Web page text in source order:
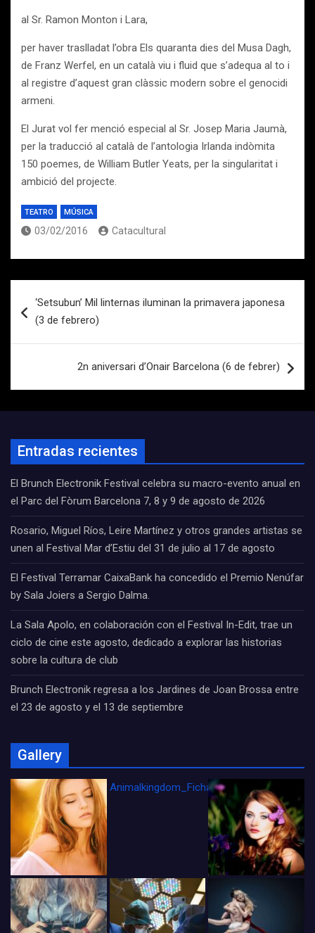
al Sr. Ramon Monton i Lara,
per haver traslladat l’obra Els quaranta dies del Musa Dagh,
de Franz Werfel, en un català viu i fluid que s’adequa al to i
al registre d’aquest gran clàssic modern sobre el genocidi
armeni.
El Jurat vol fer menció especial al Sr. Josep Maria Jaumà,
per la traducció al català de l’antologia Irlanda indòmita
150 poemes, de William Butler Yeats, per la singularitat i
ambició del projecte.
TEATRO MÚSICA
03/02/2016 Catacultural
de
‘Setsubun’ Mil linternas iluminan la primavera japonesa
(3 de febrero)
2n aniversari d’Onair Barcelona (6 de febrer)
Entradas recientes
El Brunch Electronik Festival celebra su macro-evento anual en
el Parc del Fòrum Barcelona 7, 8 y 9 de agosto de 2026
Rosario, Miguel Ríos, Leire Martínez y otros grandes artistas se
unen al Festival Mar d’Estiu del 31 de julio al 17 de agosto
El Festival Terramar CaixaBank ha concedido el Premio Nenúfar
by Sala Joiers a Sergio Dalma.
La Sala Apolo, en colaboración con el Festival In-Edit, trae un
ciclo de cine este agosto, dedicado a explorar las historias
sobre la cultura de club
Brunch Electronik regresa a los Jardines de Joan Brossa entre
el 23 de agosto y el 13 de septiembre
Gallery
Animalkingdom_FichaCine